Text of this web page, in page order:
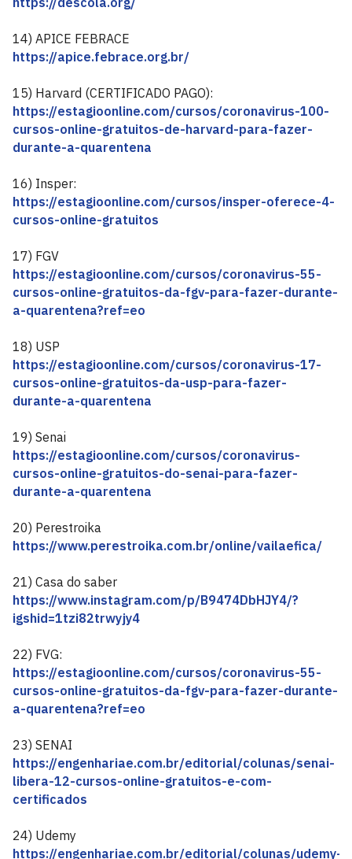
14) APICE FEBRACE
https://apice.febrace.org.br/
15) Harvard (CERTIFICADO PAGO):
https://estagioonline.com/cursos/coronavirus-100-
cursos-online-gratuitos-de-harvard-para-fazer-
durante-a-quarentena
16) Insper:
https://estagioonline.com/cursos/insper-oferece-4-
cursos-online-gratuitos
17) FGV
https://estagioonline.com/cursos/coronavirus-55-
cursos-online-gratuitos-da-fgv-para-fazer-durante-
a-quarentena?ref=eo
18) USP
https://estagioonline.com/cursos/coronavirus-17-
cursos-online-gratuitos-da-usp-para-fazer-
durante-a-quarentena
19) Senai
https://estagioonline.com/cursos/coronavirus-
cursos-online-gratuitos-do-senai-para-fazer-
durante-a-quarentena
20) Perestroika
https://www.perestroika.com.br/online/vailaefica/
21) Casa do saber
https://www.instagram.com/p/B9474DbHJY4/?
igshid=1tzi82trwyjy4
22) FVG:
https://estagioonline.com/cursos/coronavirus-55-
cursos-online-gratuitos-da-fgv-para-fazer-durante-
a-quarentena?ref=eo
23) SENAI
https://engenhariae.com.br/editorial/colunas/senai-
libera-12-cursos-online-gratuitos-e-com-
certificados
24) Udemy
https://engenhariae.com.br/editorial/colunas/udemy-